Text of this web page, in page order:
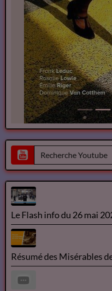
Le Flash info du 26 mai
Résumé des Misérables